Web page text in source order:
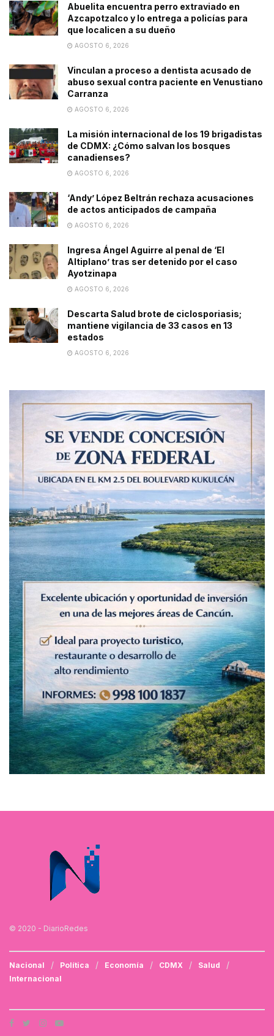
Abuelita encuentra perro extraviado en
Azcapotzalco y lo entrega a policías para
que localicen a su dueño
AGOSTO 6, 2026
Vinculan a proceso a dentista acusado de
abuso sexual contra paciente en Venustiano
Carranza
AGOSTO 6, 2026
La misión internacional de los 19 brigadistas
de CDMX: ¿Cómo salvan los bosques
canadienses?
AGOSTO 6, 2026
‘Andy’ López Beltrán rechaza acusaciones
de actos anticipados de campaña
AGOSTO 6, 2026
Ingresa Ángel Aguirre al penal de ‘El
Altiplano’ tras ser detenido por el caso
Ayotzinapa
AGOSTO 6, 2026
Descarta Salud brote de ciclosporiasis;
mantiene vigilancia de 33 casos en 13
estados
AGOSTO 6, 2026
© 2020 - DiarioRedes
Nacional Política Economía CDMX
Salud
Internacional